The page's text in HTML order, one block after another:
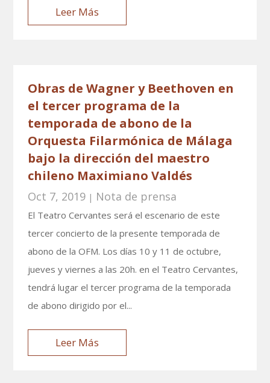
Leer Más
Obras de Wagner y Beethoven en
el tercer programa de la
temporada de abono de la
Orquesta Filarmónica de Málaga
bajo la dirección del maestro
chileno Maximiano Valdés
Oct 7, 2019 | Nota de prensa
El Teatro Cervantes será el escenario de este
tercer concierto de la presente temporada de
abono de la OFM. Los días 10 y 11 de octubre,
jueves y viernes a las 20h. en el Teatro Cervantes,
tendrá lugar el tercer programa de la temporada
de abono dirigido por el...
Leer Más